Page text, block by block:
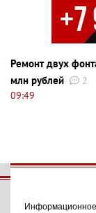
Ремонт двух
млн рублей
2
09:49
Информационное